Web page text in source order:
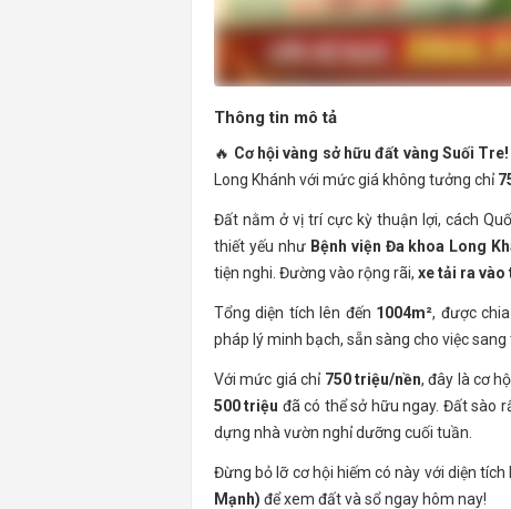
Thông tin mô tả
🔥 Cơ hội vàng sở hữu đất vàng Suối Tre!
Long Khánh với mức giá không tưởng chỉ
Đất nằm ở vị trí cực kỳ thuận lợi, cách
thiết yếu như Bệnh viện Đa khoa Long
tiện nghi. Đường vào rộng rãi, xe tải ra vào
Tổng diện tích lên đến 1004m², được
pháp lý minh bạch, sẵn sàng cho việc
Với mức giá chỉ 750 triệu/nền, đây là cơ
500 triệu đã có thể sở hữu ngay. Đất sào
dựng nhà vườn nghỉ dưỡng cuối tuần.
Đừng bỏ lỡ cơ hội hiếm có này với diện
Mạnh) để xem đất và sổ ngay hôm nay!